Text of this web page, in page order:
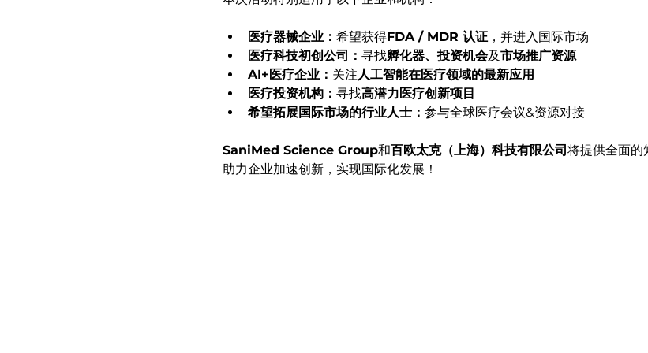
医疗器械企业： 希望获得FDA / MDR 认证 ，并进入国际市场
医疗科技初创公司： 寻找孵化器、投资机会及市场推广资源
AI+医疗企业： 关注人工智能在医疗领域的最新应用
医疗投资机构： 寻找高潜力医疗创新项目
希望拓展国际市场的行业人士： 参与全球医疗会议&资源对接
SaniMed Science Group和百欧太克（上海）科技有限公司 将提供全面的
助力企业加速创新，实现国际化发展！